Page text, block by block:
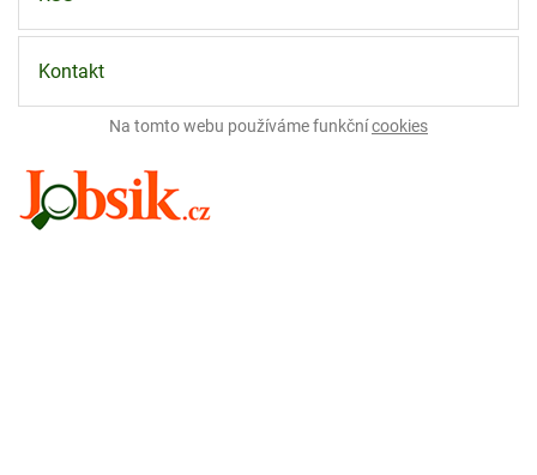
Kontakt
Na tomto webu používáme funkčnícookies